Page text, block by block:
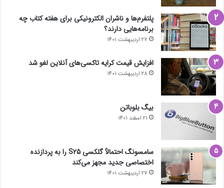
پلتفرم‌ها و ناشران الکترونیکی برای هفته کتاب چه
برنامه‌هایی دارند؟
27 اردیبهشت 1401
افزایش قیمت کرایه تاکسی‌های آنلاین لغو شد
28 اردیبهشت 1401
بیگ بلوباتن
21 اسفند 1401
سامسونگ احتمالاً گلکسی S25 را به پردازنده
اختصاصی جدید مجهز می‌کند
27 اردیبهشت 1401